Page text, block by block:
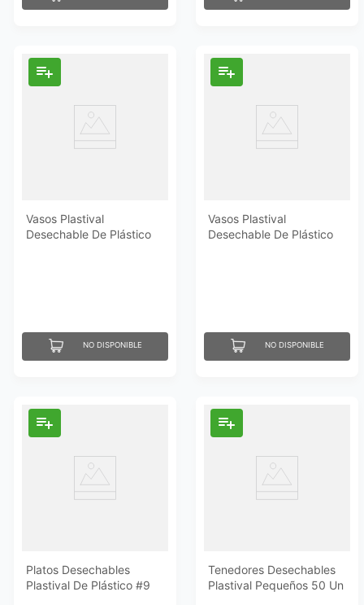
Vasos Plastival
Desechable De Plástico
NO DISPONIBLE
Vasos Plastival
Desechable De Plástico
NO DISPONIBLE
Platos Desechables
Plastival De Plástico #9
Tenedores Desechables
Plastival Pequeños 50 Un